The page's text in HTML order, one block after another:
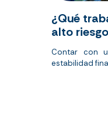
¿Qué
alto
Contar con
estabilidad